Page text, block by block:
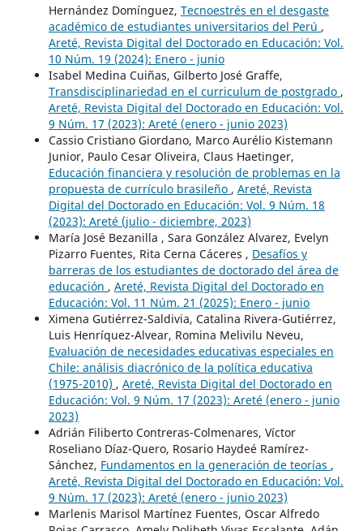
Hernández Domínguez, Tecnoestrés en el desgaste
académico de estudiantes universitarios del Perú ,
Areté, Revista Digital del Doctorado en Educación: Vol.
10 Núm. 19 (2024): Enero - junio
Isabel Medina Cuiñas, Gilberto José Graffe,
Transdisciplinariedad en el curriculum de postgrado ,
Areté, Revista Digital del Doctorado en Educación: Vol.
9 Núm. 17 (2023): Areté (enero - junio 2023)
Cassio Cristiano Giordano, Marco Aurélio Kistemann
Junior, Paulo Cesar Oliveira, Claus Haetinger,
Educación financiera y resolución de problemas en la
propuesta de currículo brasileño , Areté, Revista
Digital del Doctorado en Educación: Vol. 9 Núm. 18
(2023): Areté (julio - diciembre, 2023)
María José Bezanilla , Sara González Alvarez, Evelyn
Pizarro Fuentes, Rita Cerna Cáceres , Desafíos y
barreras de los estudiantes de doctorado del área de
educación , Areté, Revista Digital del Doctorado en
Educación: Vol. 11 Núm. 21 (2025): Enero - junio
Ximena Gutiérrez-Saldivia, Catalina Rivera-Gutiérrez,
Luis Henríquez-Alvear, Romina Melivilu Neveu,
Evaluación de necesidades educativas especiales en
Chile: análisis diacrónico de la política educativa
(1975-2010) , Areté, Revista Digital del Doctorado en
Educación: Vol. 9 Núm. 17 (2023): Areté (enero - junio
2023)
Adrián Filiberto Contreras-Colmenares, Víctor
Roseliano Díaz-Quero, Rosario Haydeé Ramírez-
Sánchez, Fundamentos en la generación de teorías ,
Areté, Revista Digital del Doctorado en Educación: Vol.
9 Núm. 17 (2023): Areté (enero - junio 2023)
Marlenis Marisol Martínez Fuentes, Oscar Alfredo